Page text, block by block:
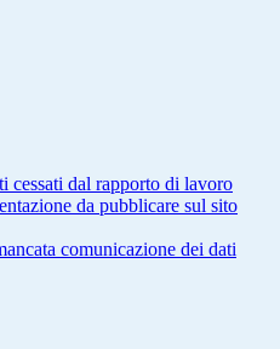
cessati dal rapporto di lavoro
da pubblicare sul sito
comunicazione dei dati